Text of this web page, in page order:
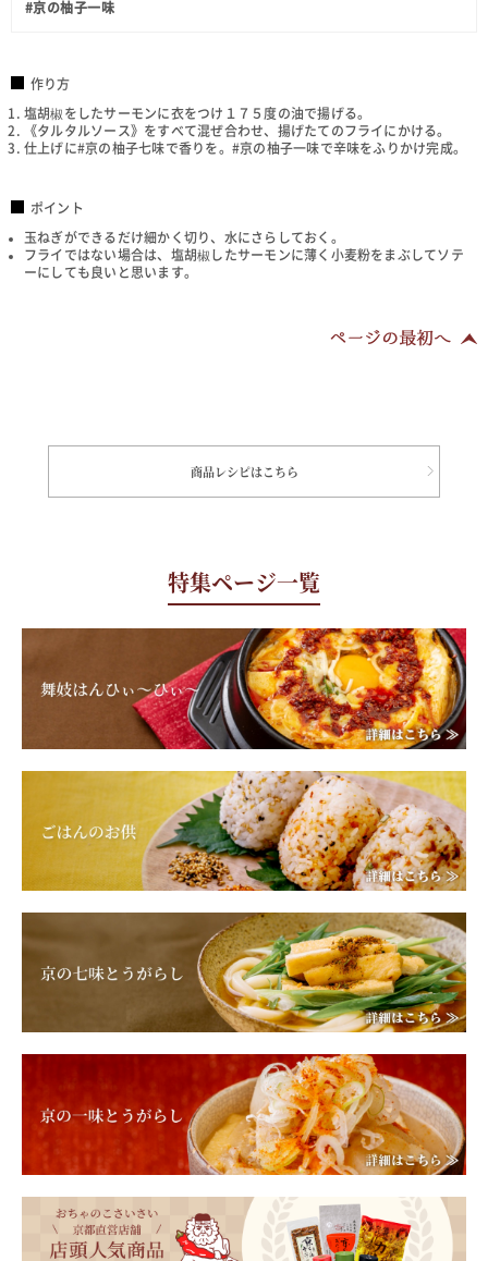
#京の柚子一味
作り方
塩胡椒をしたサーモンに衣をつけ１７５度の油で揚げる。
《タルタルソース》をすべて混ぜ合わせ、揚げたてのフライにかける。
仕上げに#京の柚子七味で香りを。#京の柚子一味で辛味をふりかけ完成。
ポイント
玉ねぎができるだけ細かく切り、水にさらしておく。
フライではない場合は、塩胡椒したサーモンに薄く小麦粉をまぶしてソテ
ーにしても良いと思います。
商品レシピはこちら
特集ページ一覧